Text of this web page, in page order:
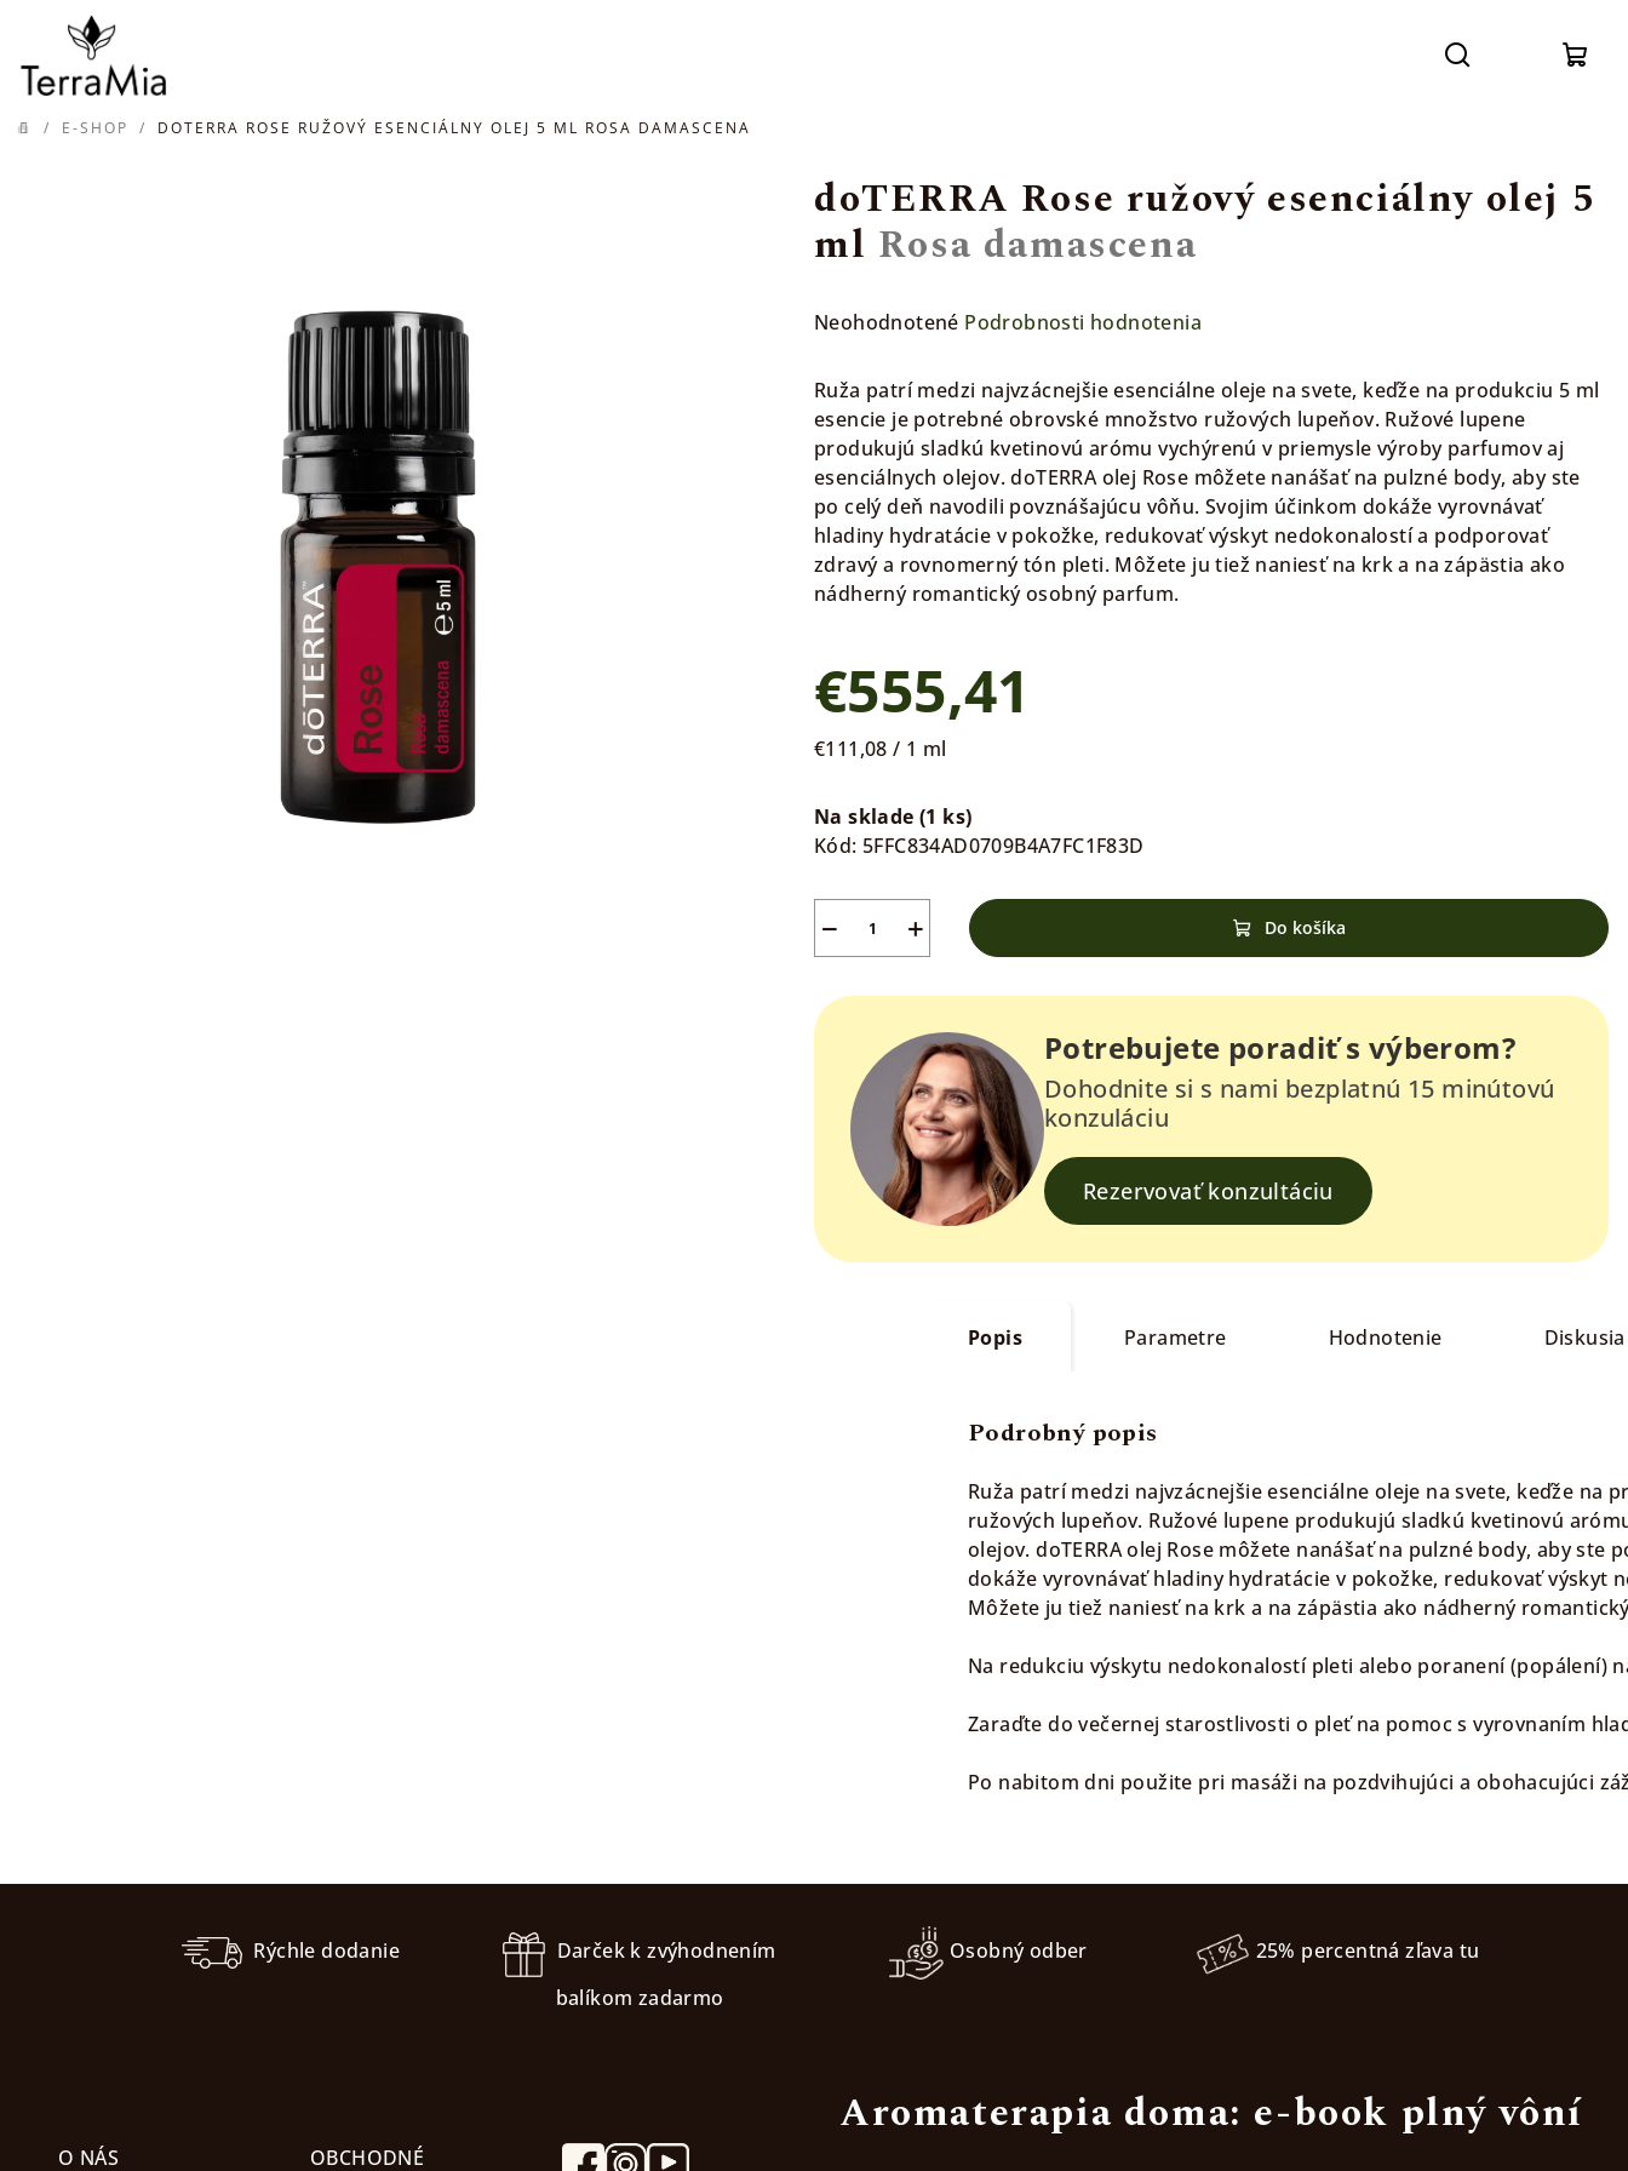
obsah
DOMOV
/ E-SHOP / DOTERRA ROSE RUŽOVÝ ESENCIÁLNY OLEJ 5 ML ROSA DAMASCENA
doTERRA Rose ružový esenciálny olej 5
ml Rosa damascena
Priemerné
produktu
z
hviezdičiek.
Neohodnotené Podrobnosti hodnotenia
Ruža patrí medzi najvzácnejšie esenciálne oleje na svete, keďže na produkciu 5 ml
esencie je potrebné obrovské množstvo ružových lupeňov. Ružové lupene
produkujú sladkú kvetinovú arómu vychýrenú v priemysle výroby parfumov aj
esenciálnych olejov. doTERRA olej Rose môžete nanášať na pulzné body, aby ste
po celý deň navodili povznášajúcu vôňu. Svojim účinkom dokáže vyrovnávať
hladiny hydratácie v pokožke, redukovať výskyt nedokonalostí a podporovať
zdravý a rovnomerný tón pleti. Môžete ju tiež naniesť na krk a na zápästia ako
nádherný romantický osobný parfum.
€555,41
Jednotková
€111,08 / 1 ml
Na sklade(1 ks)
Kód: 5FFC834AD0709B4A7FC1F83D
+
− Do košíka
Potrebujete poradiť s výberom?
Dohodnite si s nami bezplatnú 15 minútovú
konzuláciu
Rezervovať konzultáciu
Popis Parametre Hodnotenie Diskusia
Podrobný popis
Ruža patrí medzi najvzácnejšie esenciálne oleje na svete, keďže
ružových lupeňov. Ružové lupene produkujú sladkú kvetinovú
olejov. doTERRA olej Rose môžete nanášať na pulzné body, aby
dokáže vyrovnávať hladiny hydratácie v pokožke, redukovať
Môžete ju tiež naniesť na krk a na zápästia ako nádherný
Na redukciu výskytu nedokonalostí pleti alebo poranení (popálení)
Zaraďte do večernej starostlivosti o pleť na pomoc s vyrovnaním
Po nabitom dni použite pri masáži na pozdvihujúci a obohacujúci
Rýchle dodanie
Darček k zvýhodnením
balíkom zadarmo
Osobný odber 25% percentná zľava tu
O NÁS OBCHODNÉ
Aromaterapia doma: e-book plný vôní